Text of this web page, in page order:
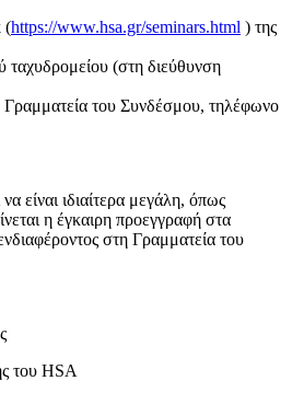
(https://www.hsa.gr/seminars.html ) της
ταχυδρομείου (στη διεύθυνση
Γραμματεία του Συνδέσμου, τηλέφωνο
είναι ιδιαίτερα μεγάλη, όπως
η έγκαιρη προεγγραφή στα
στη Γραμματεία του
του HSA